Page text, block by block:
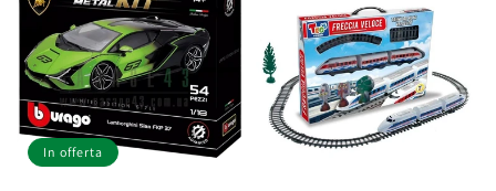
In offerta